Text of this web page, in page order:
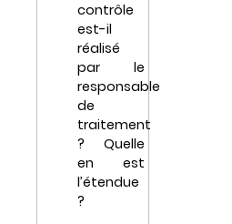
contrôle
est-il
réalisé
par le
responsable
de
traitement
? Quelle
en est
l’étendue
?